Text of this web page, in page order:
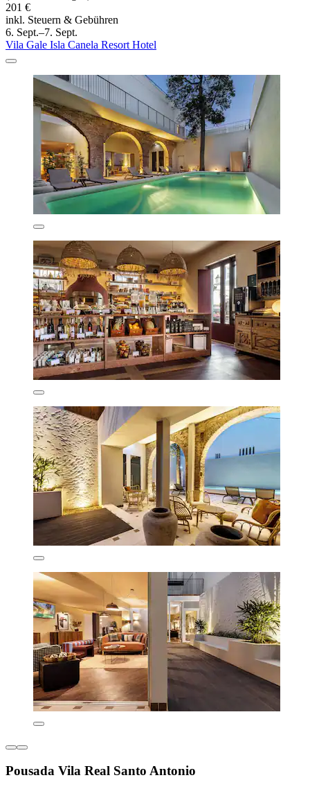
201 €
inkl. Steuern & Gebühren
6. Sept.–7. Sept.
Vila Gale Isla Canela Resort Hotel
Pousada Vila Real Santo Antonio